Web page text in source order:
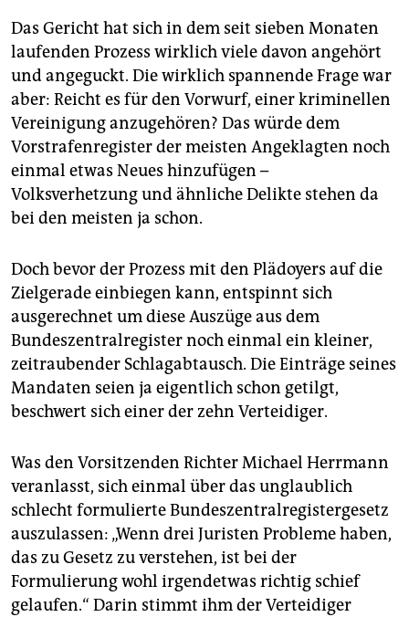
Das Gericht hat sich in dem seit sieben Monaten
laufenden Prozess wirklich viele davon angehört
und angeguckt. Die wirklich spannende Frage war
aber: Reicht es für den Vorwurf, einer kriminellen
Vereinigung anzugehören? Das würde dem
Vorstrafenregister der meisten Angeklagten noch
einmal etwas Neues hinzufügen –
Volksverhetzung und ähnliche Delikte stehen da
bei den meisten ja schon.
Doch bevor der Prozess mit den Plädoyers auf die
Zielgerade einbiegen kann, entspinnt sich
ausgerechnet um diese Auszüge aus dem
Bundeszentralregister noch einmal ein kleiner,
zeitraubender Schlagabtausch. Die Einträge seines
Mandaten seien ja eigentlich schon getilgt,
beschwert sich einer der zehn Verteidiger.
Was den Vorsitzenden Richter Michael Herrmann
veranlasst, sich einmal über das unglaublich
schlecht formulierte Bundeszentralregistergesetz
auszulassen: „Wenn drei Juristen Probleme haben,
das zu Gesetz zu verstehen, ist bei der
Formulierung wohl irgendetwas richtig schief
gelaufen.“ Darin stimmt ihm der Verteidiger